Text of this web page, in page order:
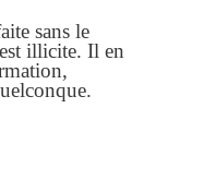
sans le
illicite. Il en